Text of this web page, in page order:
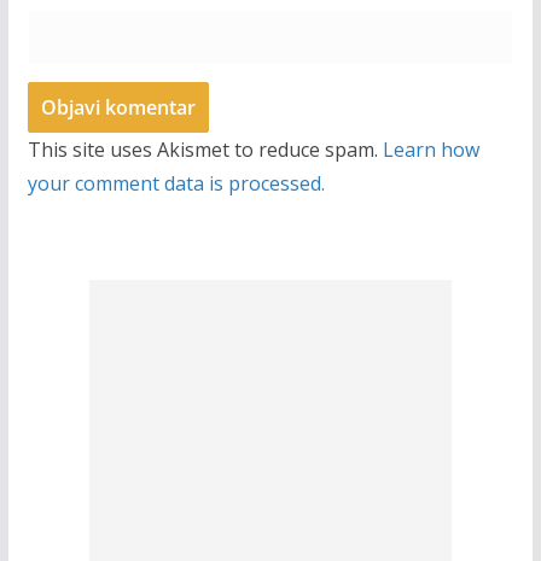
This site uses Akismet to reduce spam. Learn how
your comment data is processed.